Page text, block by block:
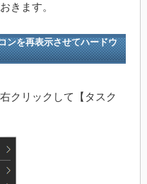
きます。
ンを再表示させてハードウ
クリックして【タスク